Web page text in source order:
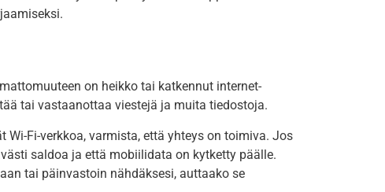
on heikko tai katkennut internet-
tai vastaanottaa viestejä ja muita tiedostoja.
Fi-verkkoa, varmista, että yhteys on toimiva. Jos
saldoa ja että mobiilidata on kytketty päälle.
tai päinvastoin nähdäksesi, auttaako se